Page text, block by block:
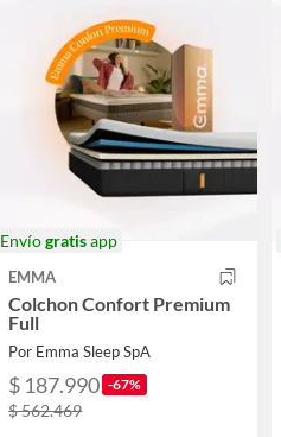
Envíogratisapp
EMMA
Colchon Confort Premium
Full
Por Emma Sleep SpA
$ 187.990 -67%
$ 562.469